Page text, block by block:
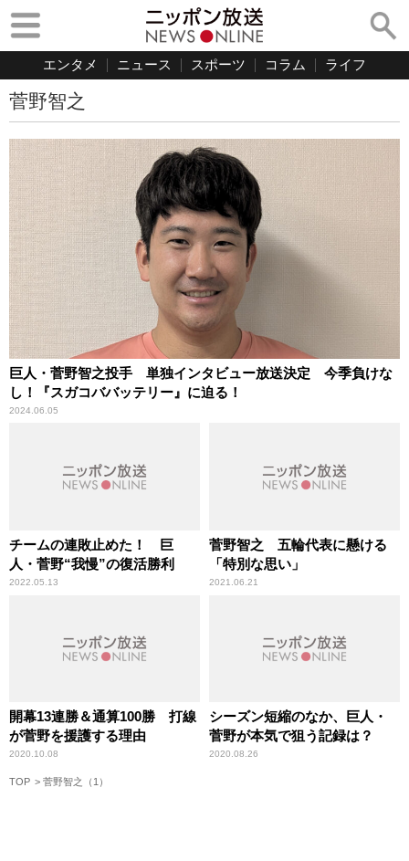
エンタメ ニュース スポーツ コラム ライフ
菅野智之
巨人・菅野智之投手 単独インタビュー放送決定 今季負けな
し！『スガコババッテリー』に迫る！
2024.06.05
チームの連敗止めた！ 巨
人・菅野“我慢”の復活勝利
2022.05.13
菅野智之 五輪代表に懸ける
「特別な思い」
2021.06.21
開幕13連勝＆通算100勝 打線
が菅野を援護する理由
2020.10.08
シーズン短縮のなか、巨人・
菅野が本気で狙う記録は？
2020.08.26
TOP 菅野智之（1）